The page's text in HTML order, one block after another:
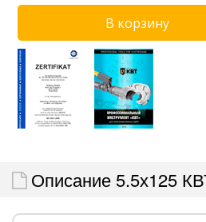
Описание 5.5х125